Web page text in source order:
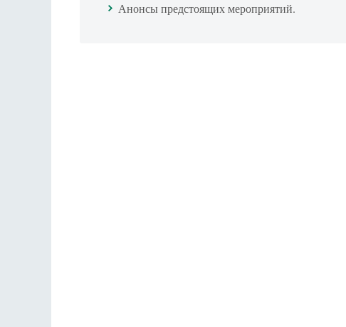
Анонсы предстоящих мероприятий.